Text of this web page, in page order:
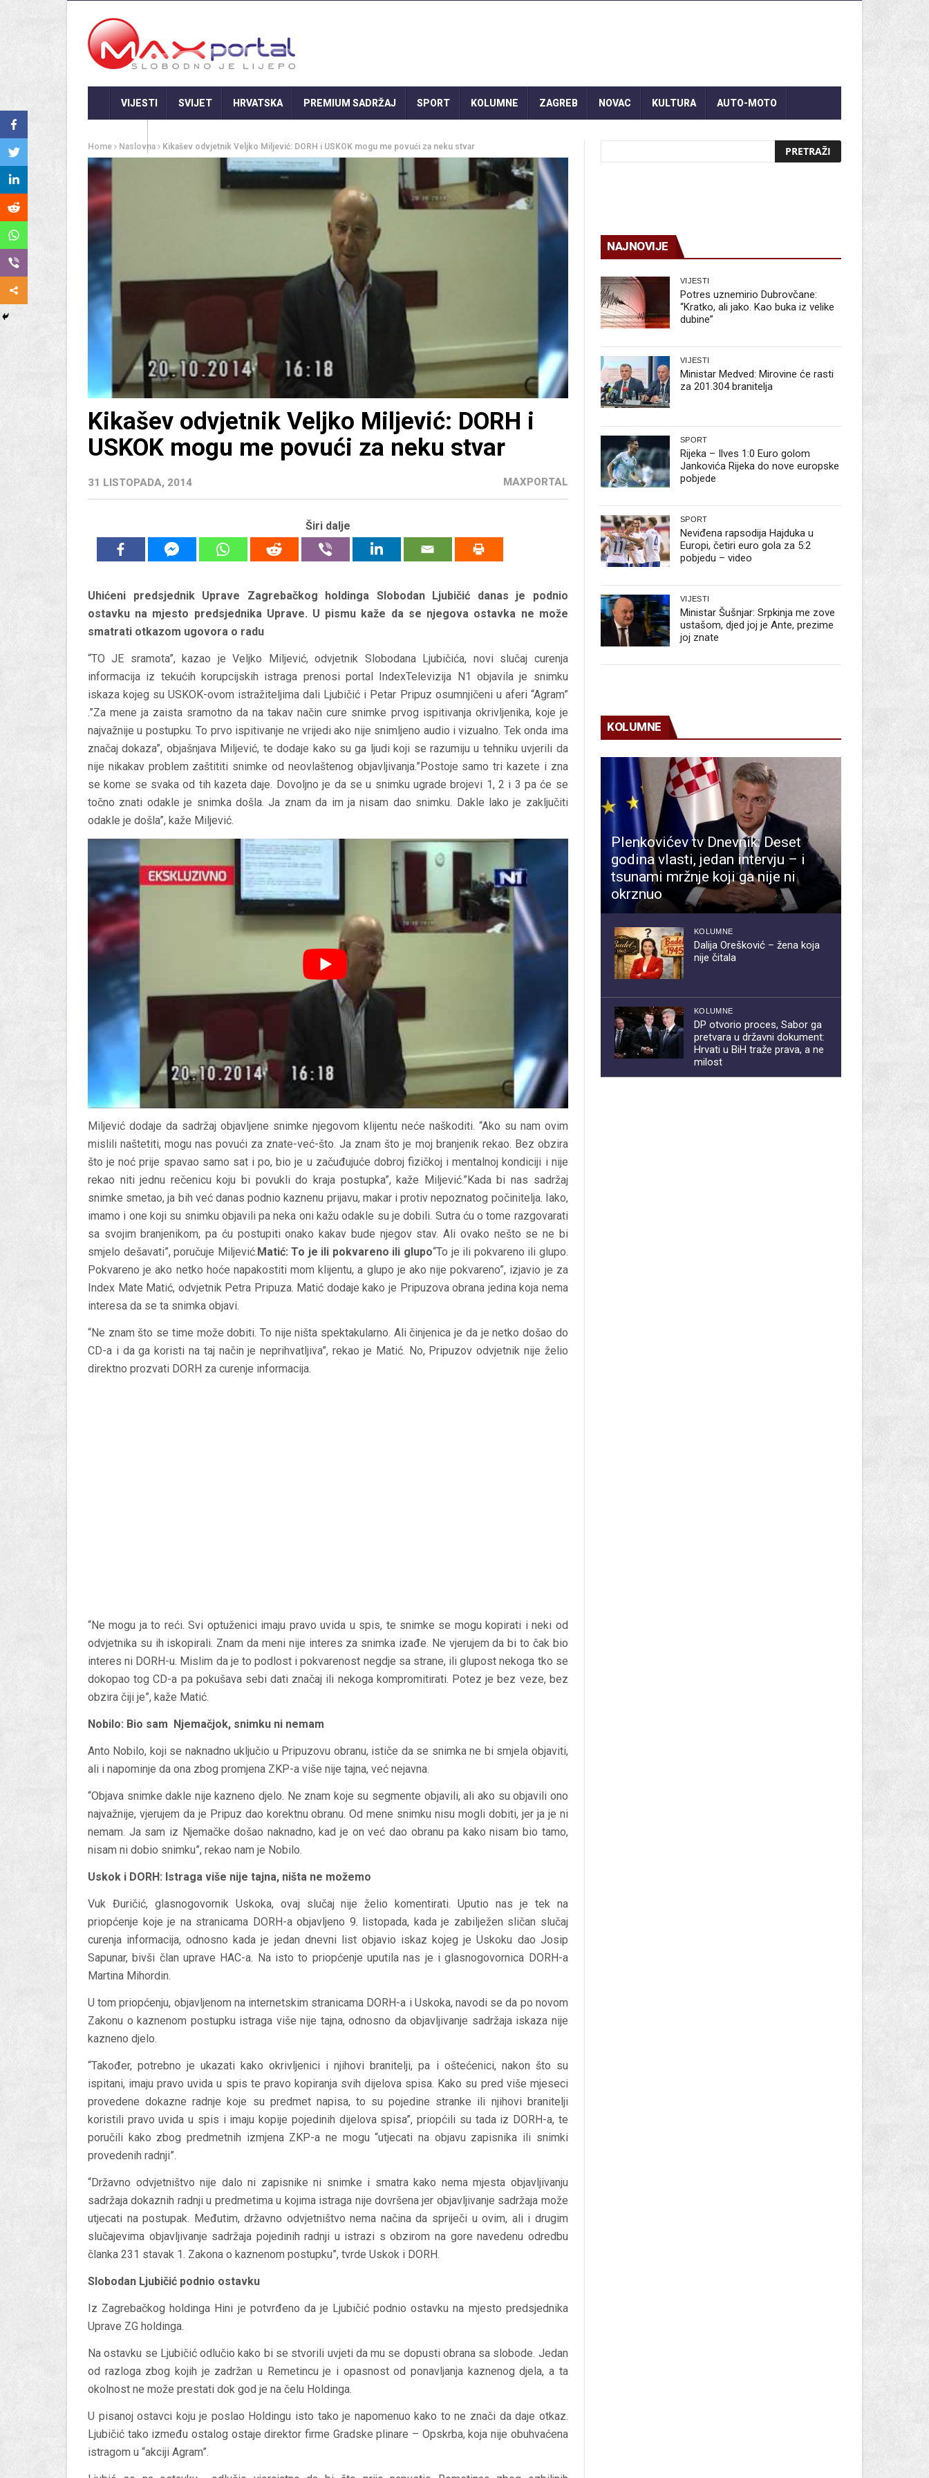
VIJESTI SVIJET HRVATSKA PREMIUM SADRŽAJ SPORT KOLUMNE ZAGREB NOVAC KULTURA AUTO-MOTO
Home Naslovna Kikašev odvjetnik Veljko Miljević: DORH i USKOK mogu me povući za neku stvar
Kikašev odvjetnik Veljko Miljević: DORH i
USKOK mogu me povući za neku stvar
31 LISTOPADA, 2014 MAXPORTAL
Širi dalje
Uhićeni predsjednik Uprave Zagrebačkog holdinga Slobodan Ljubičić danas je podnio
ostavku na mjesto predsjednika Uprave. U pismu kaže da se njegova ostavka ne može
smatrati otkazom ugovora o radu
“TO JE sramota”, kazao je Veljko Miljević, odvjetnik Slobodana Ljubičića, novi slučaj curenja
informacija iz tekućih korupcijskih istraga prenosi portal IndexTelevizija N1 objavila je snimku
iskaza kojeg su USKOK-ovom istražiteljima dali Ljubičić i Petar Pripuz osumnjičeni u aferi “Agram”
.”Za mene ja zaista sramotno da na takav način cure snimke prvog ispitivanja okrivljenika, koje je
najvažnije u postupku. To prvo ispitivanje ne vrijedi ako nije snimljeno audio i vizualno. Tek onda ima
značaj dokaza”, objašnjava Miljević, te dodaje kako su ga ljudi koji se razumiju u tehniku uvjerili da
nije nikakav problem zaštititi snimke od neovlaštenog objavljivanja.”Postoje samo tri kazete i zna
se kome se svaka od tih kazeta daje. Dovoljno je da se u snimku ugrade brojevi 1, 2 i 3 pa će se
točno znati odakle je snimka došla. Ja znam da im ja nisam dao snimku. Dakle lako je zaključiti
odakle je došla”, kaže Miljević.
Miljević dodaje da sadržaj objavljene snimke njegovom klijentu neće naškoditi. “Ako su nam ovim
mislili naštetiti, mogu nas povući za znate-već-što. Ja znam što je moj branjenik rekao. Bez obzira
što je noć prije spavao samo sat i po, bio je u začuđujuće dobroj fizičkoj i mentalnoj kondiciji i nije
rekao niti jednu rečenicu koju bi povukli do kraja postupka”, kaže Miljević.”Kada bi nas sadržaj
snimke smetao, ja bih već danas podnio kaznenu prijavu, makar i protiv nepoznatog počinitelja. Iako,
imamo i one koji su snimku objavili pa neka oni kažu odakle su je dobili. Sutra ću o tome razgovarati
sa svojim branjenikom, pa ću postupiti onako kakav bude njegov stav. Ali ovako nešto se ne bi
smjelo dešavati”, poručuje Miljević. Matić: To je ili pokvareno ili glupo“To je ili pokvareno ili glupo.
Pokvareno je ako netko hoće napakostiti mom klijentu, a glupo je ako nije pokvareno”, izjavio je za
Index Mate Matić, odvjetnik Petra Pripuza. Matić dodaje kako je Pripuzova obrana jedina koja nema
interesa da se ta snimka objavi.
“Ne znam što se time može dobiti. To nije ništa spektakularno. Ali činjenica je da je netko došao do
CD-a i da ga koristi na taj način je neprihvatljiva”, rekao je Matić. No, Pripuzov odvjetnik nije želio
direktno prozvati DORH za curenje informacija.
“Ne mogu ja to reći. Svi optuženici imaju pravo uvida u spis, te snimke se mogu kopirati i neki od
odvjetnika su ih iskopirali. Znam da meni nije interes za snimka izađe. Ne vjerujem da bi to čak bio
interes ni DORH-u. Mislim da je to podlost i pokvarenost negdje sa strane, ili glupost nekoga tko se
dokopao tog CD-a pa pokušava sebi dati značaj ili nekoga kompromitirati. Potez je bez veze, bez
obzira čiji je”, kaže Matić.
Nobilo: Bio sam Njemačjok, snimku ni nemam
Anto Nobilo, koji se naknadno uključio u Pripuzovu obranu, ističe da se snimka ne bi smjela objaviti,
ali i napominje da ona zbog promjena ZKP-a više nije tajna, već nejavna.
“Objava snimke dakle nije kazneno djelo. Ne znam koje su segmente objavili, ali ako su objavili ono
najvažnije, vjerujem da je Pripuz dao korektnu obranu. Od mene snimku nisu mogli dobiti, jer ja je ni
nemam. Ja sam iz Njemačke došao naknadno, kad je on već dao obranu pa kako nisam bio tamo,
nisam ni dobio snimku”, rekao nam je Nobilo.
Uskok i DORH: Istraga više nije tajna, ništa ne možemo
Vuk Đuričić, glasnogovornik Uskoka, ovaj slučaj nije želio komentirati. Uputio nas je tek na
priopćenje koje je na stranicama DORH-a objavljeno 9. listopada, kada je zabilježen sličan slučaj
curenja informacija, odnosno kada je jedan dnevni list objavio iskaz kojeg je Uskoku dao Josip
Sapunar, bivši član uprave HAC-a. Na isto to priopćenje uputila nas je i glasnogovornica DORH-a
Martina Mihordin.
U tom priopćenju, objavljenom na internetskim stranicama DORH-a i Uskoka, navodi se da po novom
Zakonu o kaznenom postupku istraga više nije tajna, odnosno da objavljivanje sadržaja iskaza nije
kazneno djelo.
“Također, potrebno je ukazati kako okrivljenici i njihovi branitelji, pa i oštećenici, nakon što su
ispitani, imaju pravo uvida u spis te pravo kopiranja svih dijelova spisa. Kako su pred više mjeseci
provedene dokazne radnje koje su predmet napisa, to su pojedine stranke ili njihovi branitelji
koristili pravo uvida u spis i imaju kopije pojedinih dijelova spisa”, priopćili su tada iz DORH-a, te
poručili kako zbog predmetnih izmjena ZKP-a ne mogu “utjecati na objavu zapisnika ili snimki
provedenih radnji”.
“Državno odvjetništvo nije dalo ni zapisnike ni snimke i smatra kako nema mjesta objavljivanju
sadržaja dokaznih radnji u predmetima u kojima istraga nije dovršena jer objavljivanje sadržaja može
utjecati na postupak. Međutim, državno odvjetništvo nema načina da spriječi u ovim, ali i drugim
slučajevima objavljivanje sadržaja pojedinih radnji u istrazi s obzirom na gore navedenu odredbu
članka 231 stavak 1. Zakona o kaznenom postupku”, tvrde Uskok i DORH.
Slobodan Ljubičić podnio ostavku
Iz Zagrebačkog holdinga Hini je potvrđeno da je Ljubičić podnio ostavku na mjesto predsjednika
Uprave ZG holdinga.
Na ostavku se Ljubičić odlučio kako bi se stvorili uvjeti da mu se dopusti obrana sa slobode. Jedan
od razloga zbog kojih je zadržan u Remetincu je i opasnost od ponavljanja kaznenog djela, a ta
okolnost ne može prestati dok god je na čelu Holdinga.
U pisanoj ostavci koju je poslao Holdingu isto tako je napomenuo kako to ne znači da daje otkaz.
Ljubičić tako između ostalog ostaje direktor firme Gradske plinare – Opskrba, koja nije obuhvaćena
istragom u “akciji Agram”.
NAJNOVIJE
VIJESTI
Potres uznemirio Dubrovčane:
“Kratko, ali jako. Kao buka iz velike
dubine”
VIJESTI
Ministar Medved: Mirovine će rasti
za 201.304 branitelja
SPORT
Rijeka – Ilves 1:0 Euro golom
Jankovića Rijeka do nove europske
pobjede
SPORT
Neviđena rapsodija Hajduka u
Europi, četiri euro gola za 5:2
pobjedu – video
VIJESTI
Ministar Šušnjar: Srpkinja me zove
ustašom, djed joj je Ante, prezime
joj znate
KOLUMNE
Plenkovićev tv Dnevnik: Deset
godina vlasti, jedan intervju – i
tsunami mržnje koji ga nije ni
okrznuo
KOLUMNE
Dalija Orešković – žena koja
nije čitala
KOLUMNE
DP otvorio proces, Sabor ga
pretvara u državni dokument:
Hrvati u BiH traže prava, a ne
milost